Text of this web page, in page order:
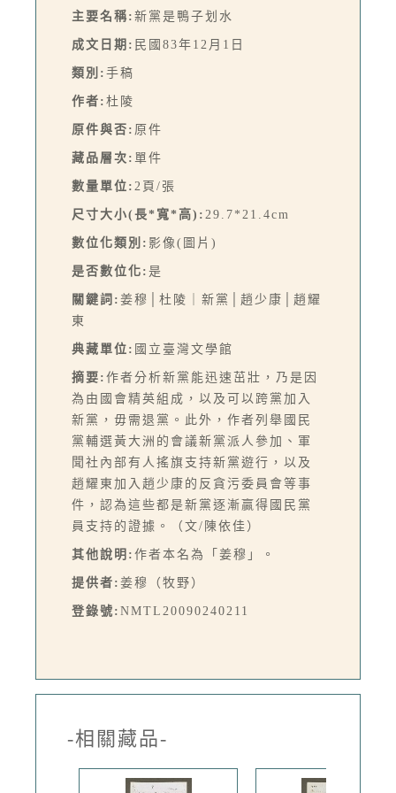
主要名稱: 新黨是鴨子划水
成文日期: 民國83年12月1日
類別: 手稿
作者: 杜陵
原件與否: 原件
藏品層次: 單件
數量單位: 2頁/張
尺寸大小(長*寬*高): 29.7*21.4cm
數位化類別: 影像(圖片)
是否數位化: 是
關鍵詞: 姜穆│杜陵｜新黨│趙少康│趙耀
東
典藏單位: 國立臺灣文學館
摘要: 作者分析新黨能迅速茁壯，乃是因
為由國會精英組成，以及可以跨黨加入
新黨，毋需退黨。此外，作者列舉國民
黨輔選黃大洲的會議新黨派人參加、軍
聞社內部有人搖旗支持新黨遊行，以及
趙耀東加入趙少康的反貪污委員會等事
件，認為這些都是新黨逐漸贏得國民黨
員支持的證據。（文/陳依佳）
其他說明: 作者本名為「姜穆」。
提供者: 姜穆（牧野）
登錄號: NMTL20090240211
-相關藏品-